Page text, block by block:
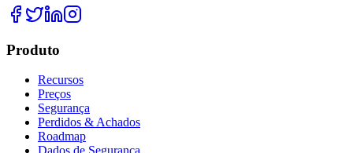
Produto
Recursos
Preços
Segurança
Perdidos & Achados
Roadmap